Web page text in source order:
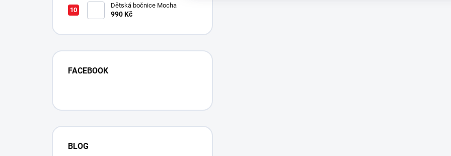
Dětská bočnice Mocha
990 Kč
FACEBOOK
BLOG